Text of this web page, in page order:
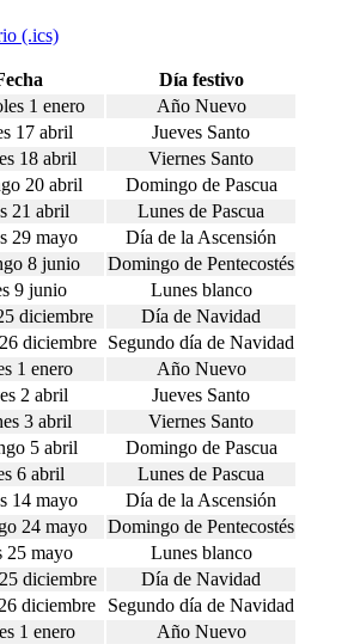
(.ics)
Día festivo
1 enero
Año Nuevo
17 abril
Jueves Santo
18 abril
Viernes Santo
20 abril
Domingo de Pascua
21 abril
Lunes de Pascua
29 mayo
Día de la Ascensión
8 junio
Domingo de Pentecostés
9 junio
Lunes blanco
diciembre
Día de Navidad
diciembre
Segundo día de Navidad
1 enero
Año Nuevo
2 abril
Jueves Santo
3 abril
Viernes Santo
5 abril
Domingo de Pascua
6 abril
Lunes de Pascua
14 mayo
Día de la Ascensión
24 mayo
Domingo de Pentecostés
25 mayo
Lunes blanco
diciembre
Día de Navidad
diciembre
Segundo día de Navidad
1 enero
Año Nuevo